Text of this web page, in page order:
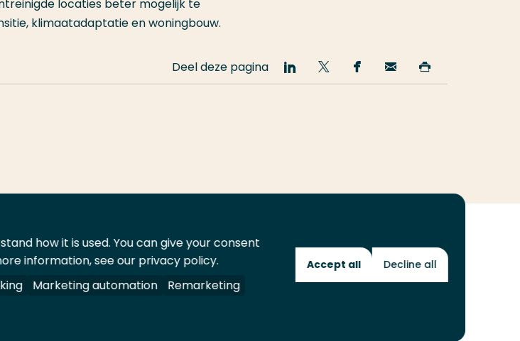
locaties beter mogelijk te
klimaatadaptatie en woningbouw.
Deel deze pagina
Deel
op
Deel
op
Deel
op
Email
deze deze
Toekomstmakers
how it is used. You can give your consent
information, see our privacy policy.
Marketing automation Remarketing
Accept all Decline all